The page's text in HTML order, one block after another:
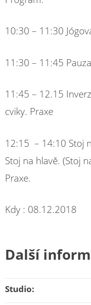
10:30 – 11:30
11:30 – 11:45 Pauza
11:45 – 12.15
cviky. Praxe
12:15 – 14:10 Stoj
Stoj na hlavě. (Stoj
Praxe.
Kdy : 08.12.2018
Další
Studio: